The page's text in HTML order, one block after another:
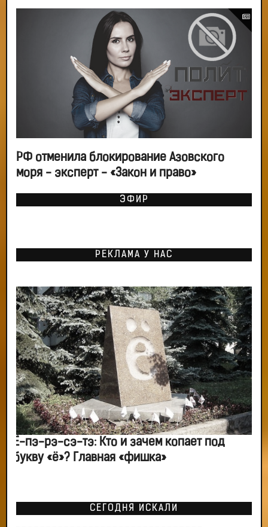
РФ отменила блокирование Азовского
моря - эксперт - «Закон и право»
ЭФИР
РЕКЛАМА У НАС
Ё-пэ-рэ-сэ-тэ: Кто и зачем копает под
букву «ё»? Главная «фишка»
СЕГОДНЯ ИСКАЛИ